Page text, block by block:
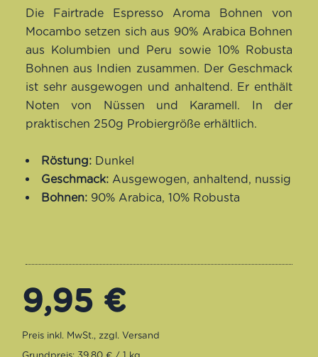
Bewertet
Die Fairtrade Espresso Aroma Bohnen von
Mocambo setzen sich aus 90% Arabica Bohnen
aus Kolumbien und Peru sowie 10% Robusta
Bohnen aus Indien zusammen. Der Geschmack
ist sehr ausgewogen und anhaltend. Er enthält
Noten von Nüssen und Karamell. In der
praktischen 250g Probiergröße erhältlich.
Röstung:Dunkel
Geschmack:Ausgewogen, anhaltend, nussig
Bohnen:90% Arabica, 10% Robusta
9,95 €